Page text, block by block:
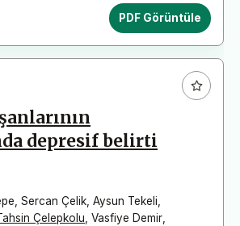
PDF Görüntüle
depresif belirti
Sercan Çelik Aysun Tekeli
Çelepkolu Vasfiye Demir